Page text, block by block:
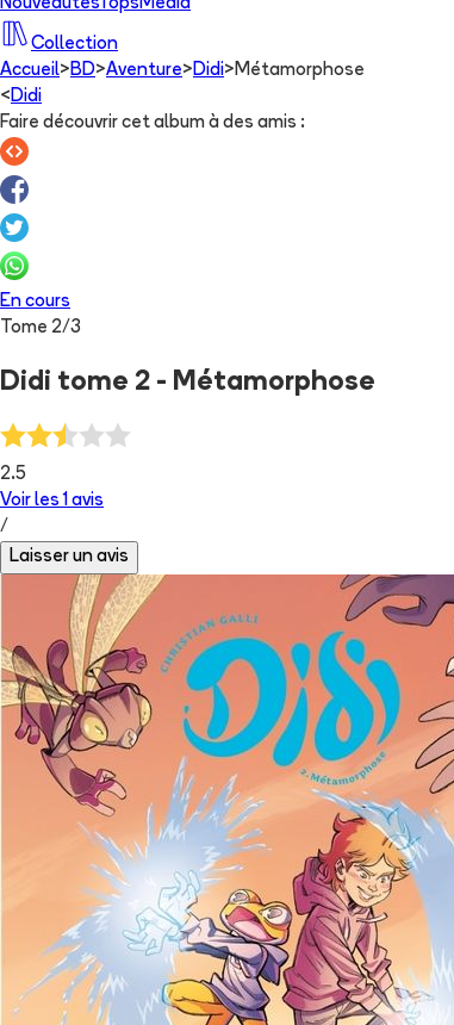
NouveautésTops Média
Collection
Accueil> BD>Aventure> Didi> Métamorphose
< Didi
Faire découvrir cet album à des amis :
En cours
Tome 2/3
Didi tome 2 - Métamorphose
2.5
Voir les 1 avis
/
Laisser un avis